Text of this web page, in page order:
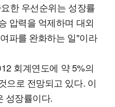
한 우선순위는 성장률
압력을 억제하며 대외
파를 완화하는 일"이라
회계연도에 약 5%의
으로 전망되고 있다. 이
성장률이다.